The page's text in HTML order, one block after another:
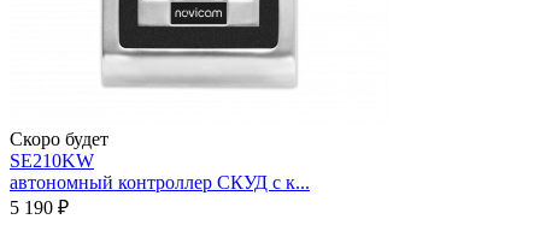
Скоро будет
SE210KW
автономный контроллер СКУД с к...
5 190 ₽